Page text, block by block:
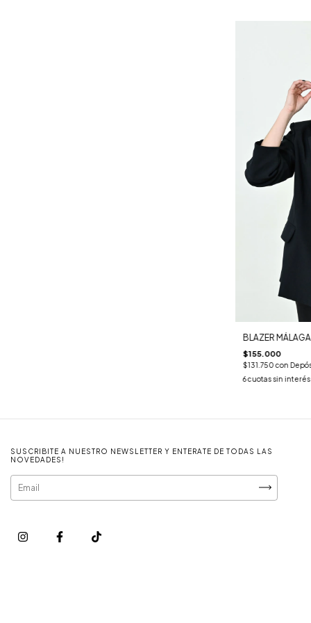
BLAZER
$155.000
$131.750con
6cuotas sin
SUSCRIBITE A NUESTRO NEWSLETTER Y ENTERATE DE TODAS LAS
NOVEDADES!